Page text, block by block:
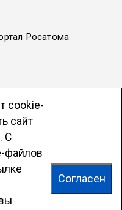
cookie-
сайт
С
файлов
Согласен
Росатома
обработки
образовательной
МИФИ
© Viti-Mephi.ru